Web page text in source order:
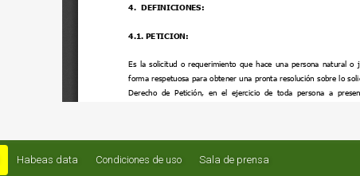
Habeas data Condiciones de uso Sala de prensa